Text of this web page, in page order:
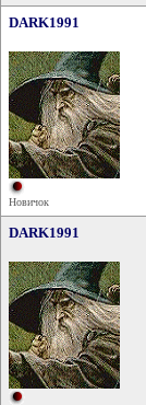
DARK1991
Новичок
DARK1991